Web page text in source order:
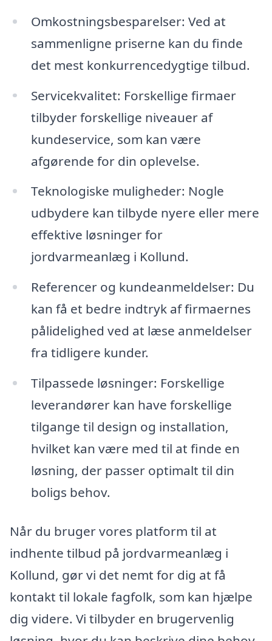
Omkostningsbesparelser: Ved at
sammenligne priserne kan du finde
det mest konkurrencedygtige tilbud.
Servicekvalitet: Forskellige firmaer
tilbyder forskellige niveauer af
kundeservice, som kan være
afgørende for din oplevelse.
Teknologiske muligheder: Nogle
udbydere kan tilbyde nyere eller mere
effektive løsninger for
jordvarmeanlæg i Kollund.
Referencer og kundeanmeldelser: Du
kan få et bedre indtryk af firmaernes
pålidelighed ved at læse anmeldelser
fra tidligere kunder.
Tilpassede løsninger: Forskellige
leverandører kan have forskellige
tilgange til design og installation,
hvilket kan være med til at finde en
løsning, der passer optimalt til din
boligs behov.
Når du bruger vores platform til at
indhente tilbud på jordvarmeanlæg i
Kollund, gør vi det nemt for dig at få
kontakt til lokale fagfolk, som kan hjælpe
dig videre. Vi tilbyder en brugervenlig